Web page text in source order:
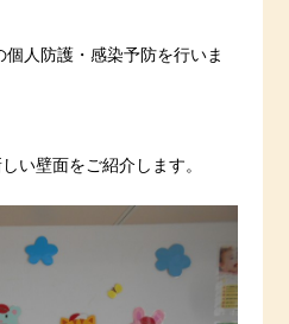
人防護・感染予防を行いま
い壁面をご紹介します。